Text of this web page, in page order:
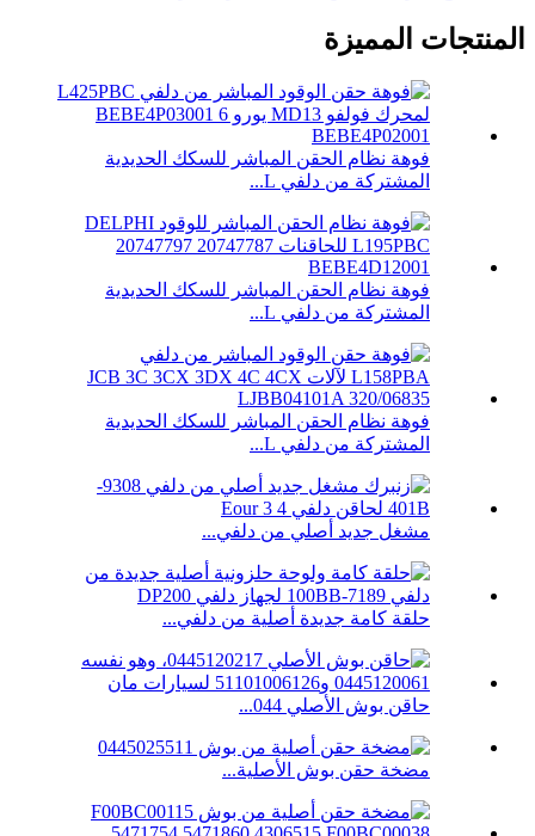
المنتجات المميزة
فوهة نظام الحقن المباشر للسكك الحديدية
المشتركة من دلفي L...
فوهة نظام الحقن المباشر للسكك الحديدية
المشتركة من دلفي L...
فوهة نظام الحقن المباشر للسكك الحديدية
المشتركة من دلفي L...
مشغل جديد أصلي من دلفي...
حلقة كامة جديدة أصلية من دلفي...
حاقن بوش الأصلي 044...
مضخة حقن بوش الأصلية...